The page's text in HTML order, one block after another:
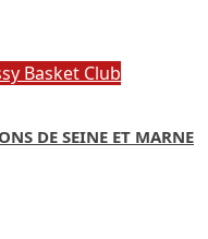
Basket Club
DE SEINE ET MARNE